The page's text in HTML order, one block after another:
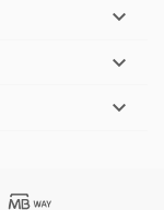


